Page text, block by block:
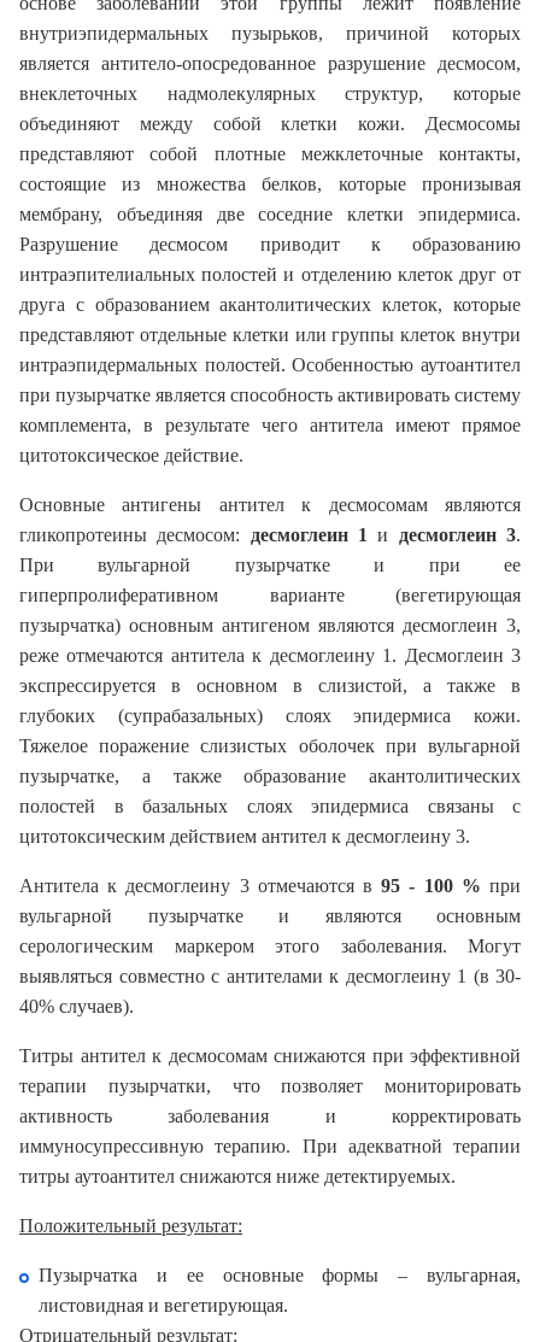
внутриэпидермальных пузырьков, причиной которых
является антитело-опосредованное разрушение десмосом,
внеклеточных надмолекулярных структур, которые
объединяют между собой клетки кожи. Десмосомы
представляют собой плотные межклеточные контакты,
состоящие из множества белков, которые пронизывая
мембрану, объединяя две соседние клетки эпидермиса.
Разрушение десмосом приводит к образованию
интраэпителиальных полостей и отделению клеток друг от
друга с образованием акантолитических клеток, которые
представляют отдельные клетки или группы клеток внутри
интраэпидермальных полостей. Особенностью аутоантител
при пузырчатке является способность активировать систему
комплемента, в результате чего антитела имеют прямое
цитотоксическое действие.
Основные антигены антител к десмосомам являются
гликопротеины десмосом: десмоглеин 1 и десмоглеин 3.
При вульгарной пузырчатке и при ее
гиперпролиферативном варианте (вегетирующая
пузырчатка) основным антигеном являются десмоглеин 3,
реже отмечаются антитела к десмоглеину 1. Десмоглеин 3
экспрессируется в основном в слизистой, а также в
глубоких (супрабазальных) слоях эпидермиса кожи.
Тяжелое поражение слизистых оболочек при вульгарной
пузырчатке, а также образование акантолитических
полостей в базальных слоях эпидермиса связаны с
цитотоксическим действием антител к десмоглеину 3.
Антитела к десмоглеину 3 отмечаются в95 - 100 % при
вульгарной пузырчатке и являются основным
серологическим маркером этого заболевания. Могут
выявляться совместно с антителами к десмоглеину 1 (в 30-
40% случаев).
Титры антител к десмосомам снижаются при эффективной
терапии пузырчатки, что позволяет мониторировать
активность заболевания и корректировать
иммуносупрессивную терапию. При адекватной терапии
титры аутоантител снижаются ниже детектируемых.
Положительный результат:
Пузырчатка и ее основные формы – вульгарная,
листовидная и вегетирующая.
Отрицательный результат: